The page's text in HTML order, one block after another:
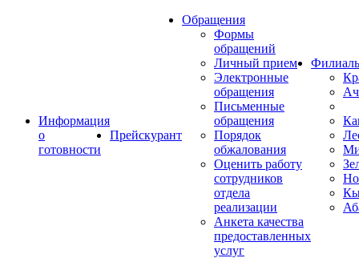
Информация
о
готовности
Прейскурант
Обращения
Формы
обращений
Личный прием
Электронные
обращения
Письменные
обращения
Порядок
обжалования
Оценить работу
сотрудников
отдела
реализации
Анкета качества
предоставленных
услуг